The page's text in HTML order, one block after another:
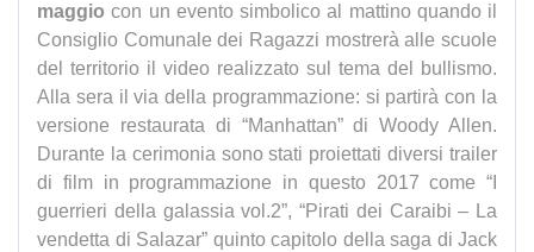
maggio con un evento simbolico al mattino quando il
Consiglio Comunale dei Ragazzi mostrerà alle scuole
del territorio il video realizzato sul tema del bullismo.
Alla sera il via della programmazione: si partirà con la
versione restaurata di “Manhattan” di Woody Allen.
Durante la cerimonia sono stati proiettati diversi trailer
di film in programmazione in questo 2017 come “I
guerrieri della galassia vol.2”, “Pirati dei Caraibi – La
vendetta di Salazar” quinto capitolo della saga di Jack